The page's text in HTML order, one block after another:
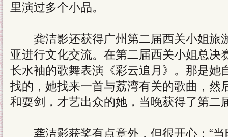
里演过多个小品。
龚洁影还获得广州第二届西关小姐旅
亚进行文化交流。在第二届西关小姐总决
长水袖的歌舞表演《彩云追月》。那是她
找的，她找来一首与荔湾有关的歌曲，然
和耍剑，才艺出众的她，当晚获得了第二
龚洁影获奖有点意外，但很开心：“当